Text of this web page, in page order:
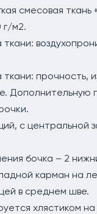
смесовая ткань
г/м2.
ткани:
прочность,
Дополнительную
с центральной
бочка – 2
карман на
в среднем шве.
хлястиком на